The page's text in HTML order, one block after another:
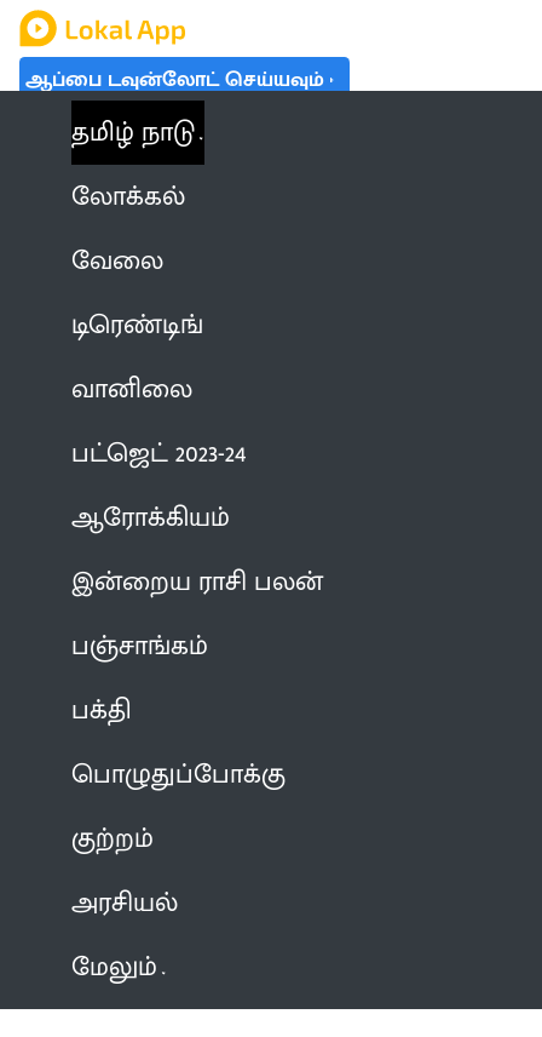
ஆப்பை டவுன்லோட் செய்யவும்
தமிழ் நாடு
லோக்கல்
வேலை
டிரெண்டிங்
வானிலை
பட்ஜெட் 2023-24
ஆரோக்கியம்
இன்றைய ராசி பலன்
பஞ்சாங்கம்
பக்தி
பொழுதுப்போக்கு
குற்றம்
அரசியல்
மேலும்